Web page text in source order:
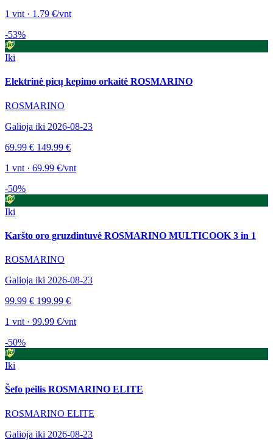
1 vnt · 1.79 €/vnt
-53%
Iki
Elektrinė picų kepimo orkaitė ROSMARINO
ROSMARINO
Galioja iki 2026-08-23
69.99 € 149.99 €
1 vnt · 69.99 €/vnt
-50%
Iki
Karšto oro gruzdintuvė ROSMARINO MULTICOOK 3 in 1
ROSMARINO
Galioja iki 2026-08-23
99.99 € 199.99 €
1 vnt · 99.99 €/vnt
-50%
Iki
Šefo peilis ROSMARINO ELITE
ROSMARINO ELITE
Galioja iki 2026-08-23